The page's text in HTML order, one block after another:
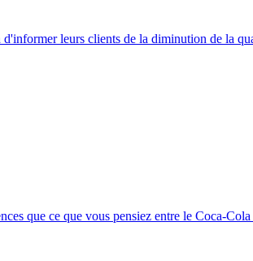
leurs clients de la diminution de la
que ce que vous pensiez entre le Coca-